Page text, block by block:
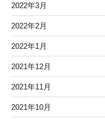
2022年3月
2022年2月
2022年1月
2021年12月
2021年11月
2021年10月